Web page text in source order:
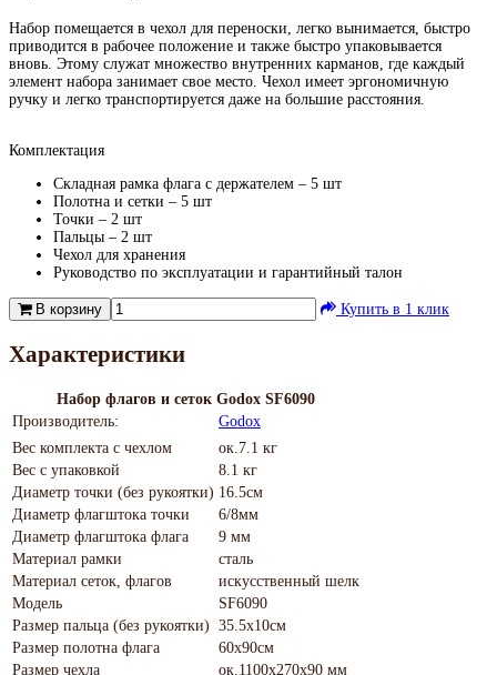
Набор помещается в чехол для переноски, легко вынимается, быстро
приводится в рабочее положение и также быстро упаковывается
вновь. Этому служат множество внутренних карманов, где каждый
элемент набора занимает свое место. Чехол имеет эргономичную
ручку и легко транспортируется даже на большие расстояния.
Комплектация
Складная рамка флага с держателем – 5 шт
Полотна и сетки – 5 шт
Точки – 2 шт
Пальцы – 2 шт
Чехол для хранения
Руководство по эксплуатации и гарантийный талон
В корзину Купить в 1 клик
Характеристики
Набор флагов и сеток Godox SF6090
Производитель:
Godox
Вес комплекта с чехлом
ок.7.1 кг
Вес с упаковкой
8.1 кг
Диаметр точки (без рукоятки) 16.5см
Диаметр флагштока точки
6/8мм
Диаметр флагштока флага
9 мм
Материал рамки
сталь
Материал сеток, флагов
искусственный шелк
Модель
SF6090
Размер пальца (без рукоятки) 35.5х10см
Размер полотна флага
60х90см
Размер чехла
ок.1100х270х90 мм